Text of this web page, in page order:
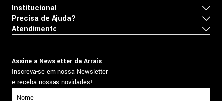
Institucional
Precisa de Ajuda?
Atendimento
Assine a Newsletter da Arrais
Inscreva-se em nossa Newsletter
e receba nossas novidades!